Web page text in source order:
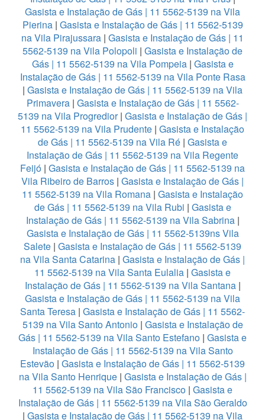
Gasista e Instalação de Gás | 11 5562-5139 na Vila
Pierina| Gasista e Instalação de Gás | 11 5562-5139
na Vila Pirajussara | Gasista e Instalação de Gás | 11
5562-5139 na Vila Polopoli | Gasista e Instalação de
Gás | 11 5562-5139 na Vila Pompeia| Gasista e
Instalação de Gás | 11 5562-5139 na Vila Ponte Rasa
| Gasista e Instalação de Gás | 11 5562-5139 na Vila
Primavera| Gasista e Instalação de Gás | 11 5562-
5139 na Vila Progredior| Gasista e Instalação de Gás |
11 5562-5139 na Vila Prudente | Gasista e Instalação
de Gás | 11 5562-5139 na Vila Ré | Gasista e
Instalação de Gás | 11 5562-5139 na Vila Regente
Feijó | Gasista e Instalação de Gás | 11 5562-5139 na
Vila Ribeiro de Barros | Gasista e Instalação de Gás |
11 5562-5139 na Vila Romana | Gasista e Instalação
de Gás | 11 5562-5139 na Vila Rubi | Gasista e
Instalação de Gás | 11 5562-5139 na Vila Sabrina|
Gasista e Instalação de Gás | 11 5562-5139ns Vila
Salete | Gasista e Instalação de Gás | 11 5562-5139
na Vila Santa Catarina | Gasista e Instalação de Gás |
11 5562-5139 na Vila Santa Eulalia | Gasista e
Instalação de Gás | 11 5562-5139 na Vila Santana|
Gasista e Instalação de Gás | 11 5562-5139 na Vila
Santa Teresa | Gasista e Instalação de Gás | 11 5562-
5139 na Vila Santo Antonio| Gasista e Instalação de
Gás | 11 5562-5139 na Vila Santo Estefano | Gasista e
Instalação de Gás | 11 5562-5139 na Vila Santo
Estevão | Gasista e Instalação de Gás | 11 5562-5139
na Vila Santo Henrique| Gasista e Instalação de Gás |
11 5562-5139 na Vila São Francisco | Gasista e
Instalação de Gás | 11 5562-5139 na Vila São Geraldo
| Gasista e Instalação de Gás | 11 5562-5139 na Vila